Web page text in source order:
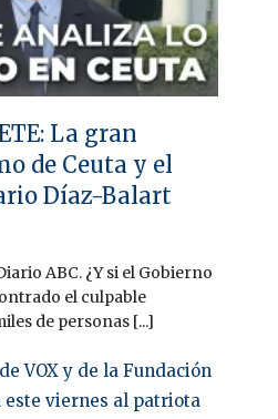
La gran
de Ceuta y el
Díaz-Balart
ABC. ¿Y si el Gobierno
el culpable
de personas [...]
VOX y de la Fundación
este viernes al patriota